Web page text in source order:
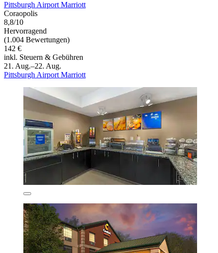
Pittsburgh Airport Marriott
Coraopolis
8,8/10
Hervorragend
(1.004 Bewertungen)
142 €
inkl. Steuern & Gebühren
21. Aug.–22. Aug.
Pittsburgh Airport Marriott